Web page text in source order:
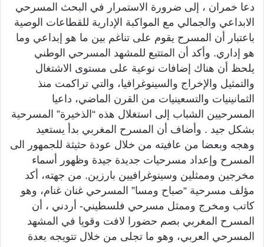
دعا خمران ، إلى ضرورة الاستمرار في البحث المسرحي
الابداعي والجمالي مع المواكبة الإدارية للقطاعات الوصية
باعتبار أن المسرح يقوم على تناغم بين ما هو إبداعي وما
هو إداري. وأكد أن المتتبع للمشهد المسرحي الوطني
يلحظ أن هناك إضافات نوعية على مستوى الاشتغال
والتمثيل والإخراج والسينوغرافيا، والتي تراكمت منذ
الثمانينيات والتسعينيات من القرن الماضي، داعيا
المسرحيين الشباب إلى استغلال هذه “الذخيرة” المسرحية
بشكل جيد . وأضاف أن المسرح المغربي بدأ يستعيد
وهجه وبعضا من عافيته من خلال عودة حثيثة للجمهور الى
المسرح وإعداد مسرحيات جديدة جيدة وظهور أسماء
مخرجين وممثلين وسينوغرافيين بارزين. من جهته، أكد
مؤلف مسرحية “صباح ومسا” المسرحي غنان غنام، وهو
كاتب ومخرج وممثل مسرحي فلسطيني- أردني ، أن
المسرح المغربي بصم حضورا لافت وقويا في المشهد
المسرحي العربي، وهو ما تجلى من خلال تتويجه بعدة